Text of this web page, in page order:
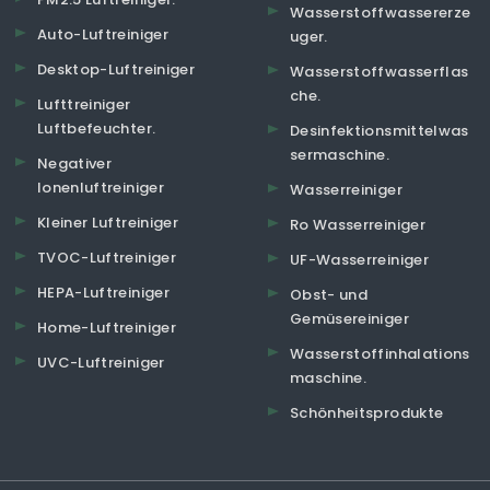
Auto-Luftreiniger
Desktop-Luftreiniger
Lufttreiniger
Luftbefeuchter.
Negativer
Ionenluftreiniger
Kleiner Luftreiniger
TVOC-Luftreiniger
HEPA-Luftreiniger
Home-Luftreiniger
UVC-Luftreiniger
Wasserstoffwassererze
uger.
Wasserstoffwasserflas
che.
Desinfektionsmittelwas
sermaschine.
Wasserreiniger
Ro Wasserreiniger
UF-Wasserreiniger
Obst- und
Gemüsereiniger
Wasserstoffinhalations
maschine.
Schönheitsprodukte